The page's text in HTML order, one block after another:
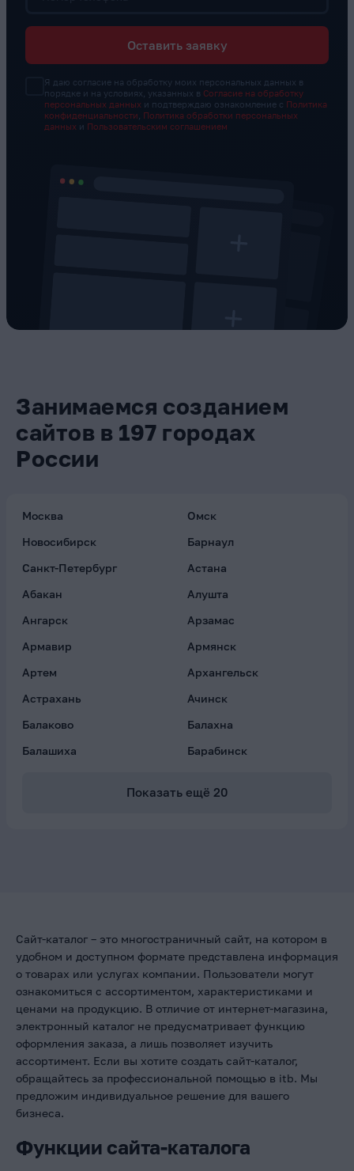
Оставить заявку
Я даю согласие на обработку моих персональных данных в
порядке и на условиях, указанных в Согласие на обработку
персональных данных и подтверждаю ознакомление с Политика
конфиденциальности
Политика обработки персональных
данных и Пользовательским соглашением
Занимаемся созданием
сайтов в 197 городах
России
Москва
Омск
Новосибирск
Барнаул
Санкт-Петербург
Астана
Абакан
Алушта
Ангарск
Арзамас
Армавир
Армянск
Артем
Архангельск
Астрахань
Ачинск
Балаково
Балахна
Балашиха
Барабинск
Показать ещё 20
Сайт-каталог – это многостраничный сайт, на котором в
удобном и доступном формате представлена информация
о товарах или услугах компании. Пользователи могут
ознакомиться с ассортиментом, характеристиками и
ценами на продукцию. В отличие от интернет-магазина,
электронный каталог не предусматривает функцию
оформления заказа, а лишь позволяет изучить
ассортимент. Если вы хотите создать сайт-каталог,
обращайтесь за профессиональной помощью в itb. Мы
предложим индивидуальное решение для вашего
бизнеса.
Функции сайта-каталога